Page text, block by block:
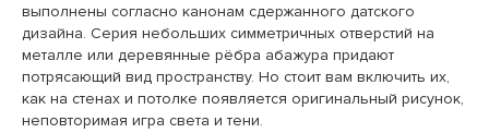
выполнены согласно канонам сдержанного датского
дизайна. Серия небольших симметричных отверстий на
металле или деревянные рёбра абажура придают
потрясающий вид пространству. Но стоит вам включить их,
как на стенах и потолке появляется оригинальный рисунок,
неповторимая игра света и тени.